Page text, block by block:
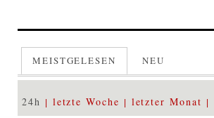
MEISTGELESEN NEU
24h letzte Woche letzter Monat